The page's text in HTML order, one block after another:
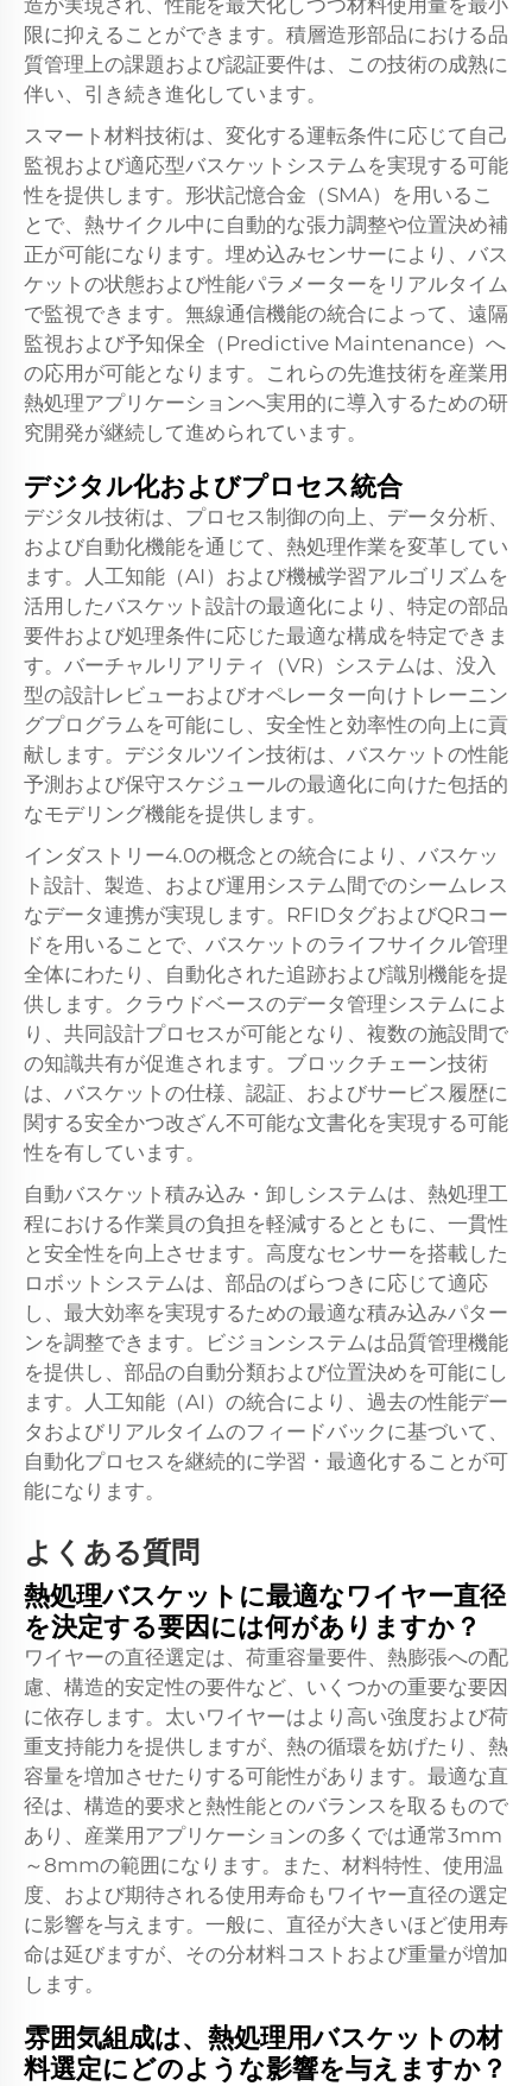
造が実現され、性能を最大化しつつ材料使用量を最小
限に抑えることができます。積層造形部品における品
質管理上の課題および認証要件は、この技術の成熟に
伴い、引き続き進化しています。
スマート材料技術は、変化する運転条件に応じて自己
監視および適応型バスケットシステムを実現する可能
性を提供します。形状記憶合金（SMA）を用いるこ
とで、熱サイクル中に自動的な張力調整や位置決め補
正が可能になります。埋め込みセンサーにより、バス
ケットの状態および性能パラメーターをリアルタイム
で監視できます。無線通信機能の統合によって、遠隔
監視および予知保全（Predictive Maintenance）へ
の応用が可能となります。これらの先進技術を産業用
熱処理アプリケーションへ実用的に導入するための研
究開発が継続して進められています。
デジタル化およびプロセス統合
デジタル技術は、プロセス制御の向上、データ分析、
および自動化機能を通じて、熱処理作業を変革してい
ます。人工知能（AI）および機械学習アルゴリズムを
活用したバスケット設計の最適化により、特定の部品
要件および処理条件に応じた最適な構成を特定できま
す。バーチャルリアリティ（VR）システムは、没入
型の設計レビューおよびオペレーター向けトレーニン
グプログラムを可能にし、安全性と効率性の向上に貢
献します。デジタルツイン技術は、バスケットの性能
予測および保守スケジュールの最適化に向けた包括的
なモデリング機能を提供します。
インダストリー4.0の概念との統合により、バスケッ
ト設計、製造、および運用システム間でのシームレス
なデータ連携が実現します。RFIDタグおよびQRコー
ドを用いることで、バスケットのライフサイクル管理
全体にわたり、自動化された追跡および識別機能を提
供します。クラウドベースのデータ管理システムによ
り、共同設計プロセスが可能となり、複数の施設間で
の知識共有が促進されます。ブロックチェーン技術
は、バスケットの仕様、認証、およびサービス履歴に
関する安全かつ改ざん不可能な文書化を実現する可能
性を有しています。
自動バスケット積み込み・卸しシステムは、熱処理工
程における作業員の負担を軽減するとともに、一貫性
と安全性を向上させます。高度なセンサーを搭載した
ロボットシステムは、部品のばらつきに応じて適応
し、最大効率を実現するための最適な積み込みパター
ンを調整できます。ビジョンシステムは品質管理機能
を提供し、部品の自動分類および位置決めを可能にし
ます。人工知能（AI）の統合により、過去の性能デー
タおよびリアルタイムのフィードバックに基づいて、
自動化プロセスを継続的に学習・最適化することが可
能になります。
よくある質問
熱処理バスケットに最適なワイヤー直径
を決定する要因には何がありますか？
ワイヤーの直径選定は、荷重容量要件、熱膨張への配
慮、構造的安定性の要件など、いくつかの重要な要因
に依存します。太いワイヤーはより高い強度および荷
重支持能力を提供しますが、熱の循環を妨げたり、熱
容量を増加させたりする可能性があります。最適な直
径は、構造的要求と熱性能とのバランスを取るもので
あり、産業用アプリケーションの多くでは通常3mm
～8mmの範囲になります。また、材料特性、使用温
度、および期待される使用寿命もワイヤー直径の選定
に影響を与えます。一般に、直径が大きいほど使用寿
命は延びますが、その分材料コストおよび重量が増加
します。
雰囲気組成は、熱処理用バスケットの材
料選定にどのような影響を与えますか？